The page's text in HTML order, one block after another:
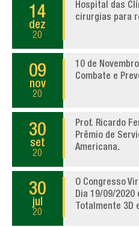
14
dez
20
Hospital das
cirurgias para
09
nov
20
10 de
Combate e
30
set
20
Prof. Ricardo
Prêmio de
Americana.
30
jul
20
O Congresso
Dia 19/09/2020
Totalmente 3D